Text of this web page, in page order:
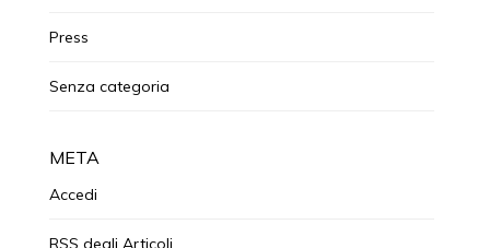
Press
Senza categoria
META
Accedi
RSS degli Articoli